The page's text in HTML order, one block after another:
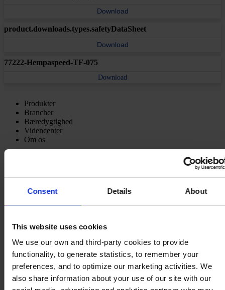
Consent Details About
This website uses cookies
We use our own and third-party cookies to provide
functionality, to generate statistics, to remember your
preferences, and to optimize our marketing activities. We
also share information about your use of our site with our
Download
product.downloads.types.safetyDataSheet
Download
77222-Hempaspeed-TF-075
Download
Produkter
Brancher
Bæredygtighed
Videncenter
Om os
HOVEDKONTORHempel A/S
DK-2800 Kgs. Lyngby
Se kort
KONTAKT OSTel:+45 4593 3800
Mail:
CCN@hempel.com